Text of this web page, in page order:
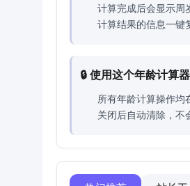
计算完成后会显示周
计算结果的信息一键
🔒 使用这个年龄计算
所有年龄计算操作
关闭后自动清除，不